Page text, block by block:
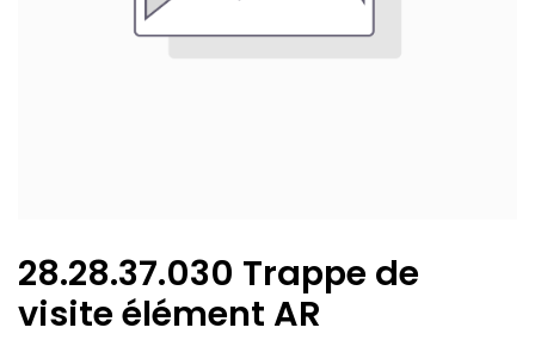
28.28.37.030 Trappe de
visite élément AR